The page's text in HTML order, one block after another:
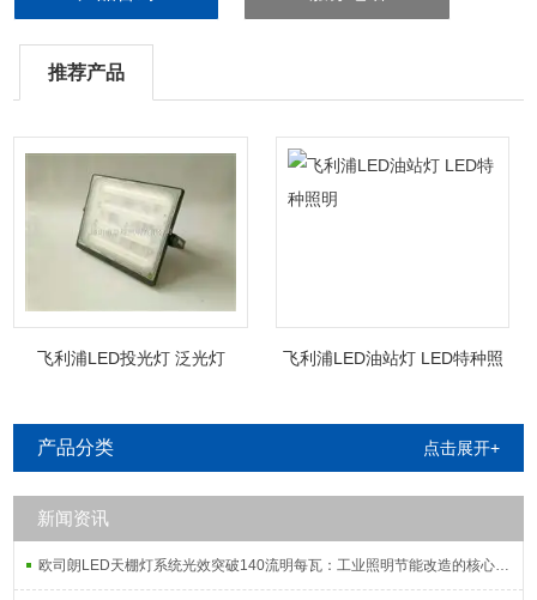
推荐产品
飞利浦LED投光灯 泛光灯
飞利浦LED油站灯 LED特种照
产品分类 点击展开+
新闻资讯
欧司朗LED天棚灯系统光效突破140流明每瓦：工业照明节能改造的核心指标解析